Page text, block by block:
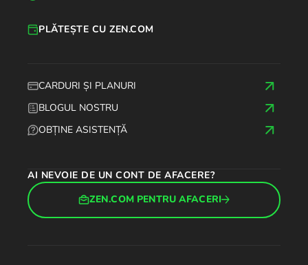
CARDURI ȘI PLANURI
BLOGUL NOSTRU
OBȚINE ASISTENȚĂ
PLĂTEȘTE CU ZEN.COM
AI NEVOIE DE UN CONT DE AFACERE?
ZEN.COM PENTRU AFACERI